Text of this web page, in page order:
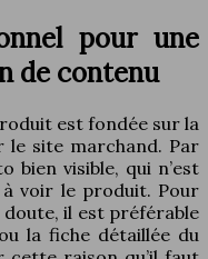
pour une
de contenu
est fondée sur la
le site marchand. Par
bien visible, qui n’est
voir le produit. Pour
il est préférable
la fiche détaillée du